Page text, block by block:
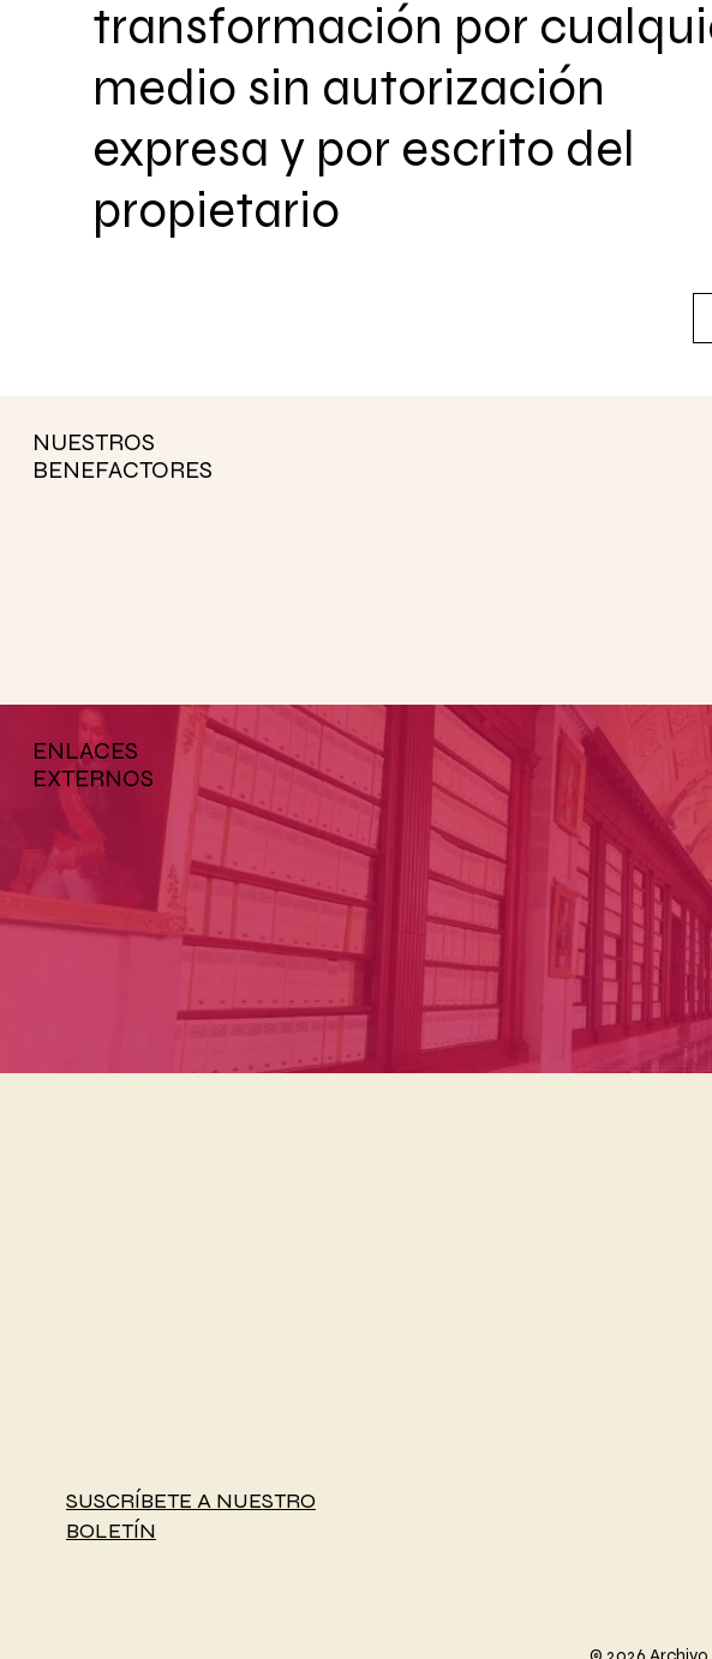
transformación por
medio sin autorización
expresa y por escrito del
propietario
NUESTROS
BENEFACTORES
ENLACES
EXTERNOS
SUSCRÍBETE A NUESTRO
BOLETÍN